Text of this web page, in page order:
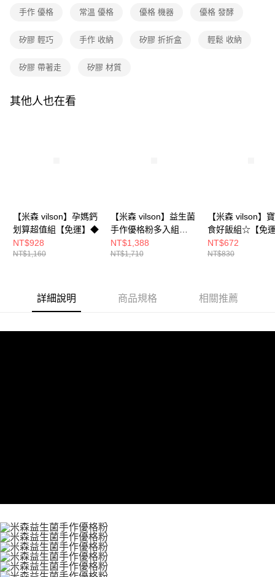
2.基於同意付款使用「大哥付你分期」之契約關係目的，商店將以您的個人
由本公司與您本人進行分期帳單所需資料之確認、核對及更正。
3.完整用戶服務條款，請詳閱以下連結： https://oppay.tw/userRule
※ 交易是否成功請以「AFTEE先享後付 」之結帳頁面顯示為準，若有關於
客戶支援中心」
https://netprotections.freshdesk.com/support/home
１．透過由恩沛科技股份有限公司提供之「AFTEE先享後付」服務完成之交
權轉讓予恩沛科技股份有限公司。
２．關於個人資料處理事宜，請瀏覽以下網址：
付款後7-11取貨-組合
免運費
每筆NT$100，滿NT$699(含以上)免運費
宅配組合-免運
手作 優格 常溫 優格 優格 機器 優格 發酵
矽膠 輕巧 手作 收納 矽膠 折折盒 輕鬆 收納
矽膠 帶著走 矽膠 材質
其他人也在看
【米森 vilson】孕媽鈣
划算超值組【免運】◆
NT$928
NT$1,160
【米森 vilson】益生菌
手作優格粉多入組
(2gx5包)【6盒/12盒】
【APP限定－免運】◆
NT$1,388
NT$1,710
【米森 vilson】
食好飯組☆【免
NT$672
NT$830
詳細說明 商品規格 相關推薦